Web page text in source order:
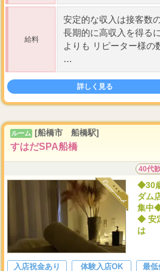
給料
安定的な収入は接客数
長期的に高収入を得る
よりも リピーター様の
・5-6H勤務
平均接客数2.8
...
詳しく見る
ルーム [船橋市 船橋駅]
すはだSPA船橋
40代
◆30
ダム
集中
◆ 安
は
入店祝金あり 体験入店OK 最低